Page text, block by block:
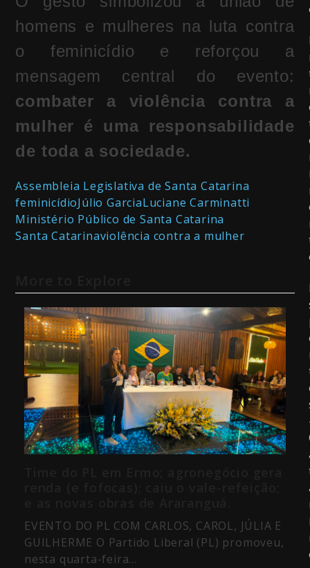
homens e mulheres na luta contra
o feminicídio e reforçou a
mensagem central do evento:
combater a violência contra a
mulher é uma responsabilidade
de toda a sociedade.
Assembleia Legislativa de Santa Catarina
feminicídioJúlio GarciaLuciane Carminatti
Ministério Público de Santa Catarina
Santa Catarinaviolência contra a mulher
EVENTO DO PL COM CARLOS, CAROL, JÚLIA E
GUILHERME O Partido Liberal (PL) promoveu,
nesta quarta-feira…